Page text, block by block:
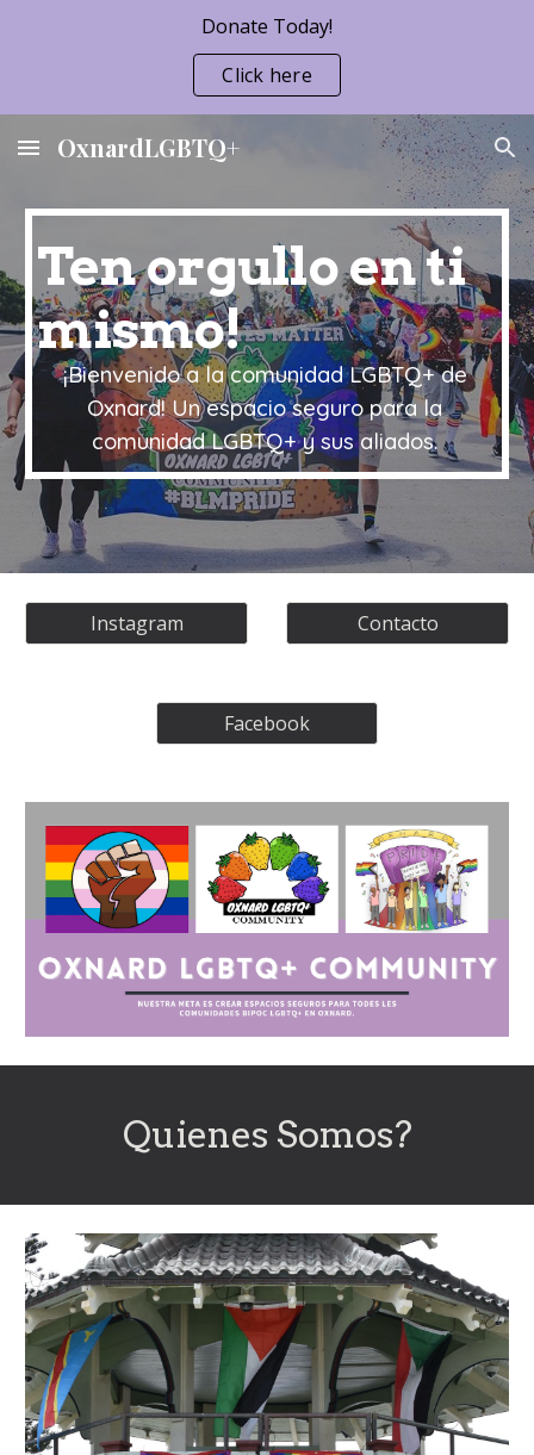
Donate Today!
Click here
OxnardLGBTQ+
Ten orgullo en ti
mismo!
¡Bienvenido a la comunidad LGBTQ+ de
Oxnard! Un espacio seguro para la
comunidad LGBTQ+ y sus aliados.
Instagram Contacto
Facebook
Quienes Somos?